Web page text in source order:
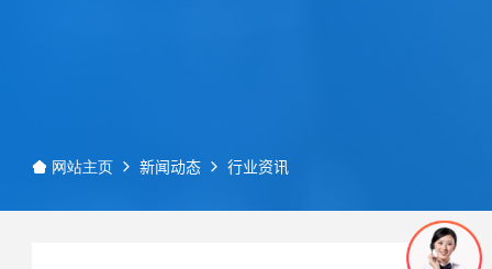
网站主页 新闻动态 行业资讯